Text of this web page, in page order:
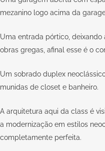
mezanino logo acima da
Uma entrada pórtico,
obras gregas, afinal esse é o
Um sobrado duplex
munidas de closet e banheiro.
A arquitetura aqui da class é
a modernização em estilos
completamente perfeita.